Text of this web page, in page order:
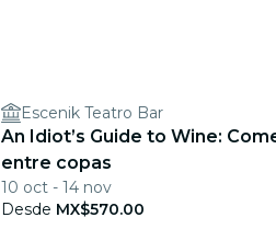
Escenik Teatro Bar
An Idiot’s Guide to Wine:
entre copas
10 oct - 14 nov
Desde MX$570.00